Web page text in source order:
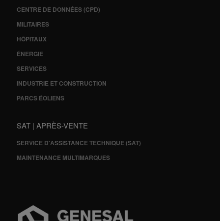
CENTRE DE DONNÉES (CPD)
MILITAIRES
HÔPITAUX
ÉNERGIE
SERVICES
INDUSTRIE ET CONSTRUCTION
PARCS ÉOLIENS
SAT | APRÈS-VENTE
SERVICE D'ASSISTANCE TECHNIQUE (SAT)
MAINTENANCE MULTIMARQUES